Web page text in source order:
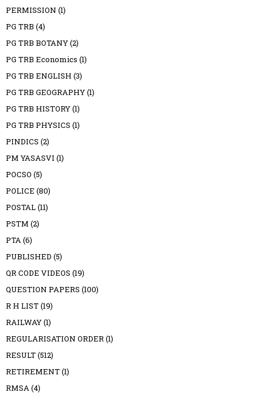
PERMISSION (1)
PG TRB (4)
PG TRB BOTANY(2)
PG TRB Economics (1)
PG TRB ENGLISH (3)
PG TRB GEOGRAPHY(1)
PG TRB HISTORY(1)
PG TRB PHYSICS (1)
PINDICS (2)
PM YASASVI (1)
POCSO (5)
POLICE (80)
POSTAL(11)
PSTM (2)
PTA(6)
PUBLISHED (5)
QR CODE VIDEOS (19)
QUESTION PAPERS (100)
R H LIST(19)
RAILWAY(1)
REGULARISATION ORDER(1)
RESULT(512)
RETIREMENT(1)
RMSA(4)